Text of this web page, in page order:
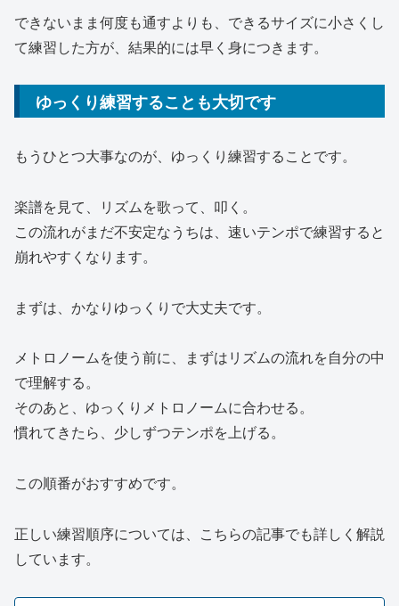
できないまま何度も通すよりも、できるサイズに小さくし
て練習した方が、結果的には早く身につきます。
ゆっくり練習することも大切です
もうひとつ大事なのが、ゆっくり練習することです。
楽譜を見て、リズムを歌って、叩く。
この流れがまだ不安定なうちは、速いテンポで練習すると
崩れやすくなります。
まずは、かなりゆっくりで大丈夫です。
メトロノームを使う前に、まずはリズムの流れを自分の中
で理解する。
そのあと、ゆっくりメトロノームに合わせる。
慣れてきたら、少しずつテンポを上げる。
この順番がおすすめです。
正しい練習順序については、こちらの記事でも詳しく解説
しています。